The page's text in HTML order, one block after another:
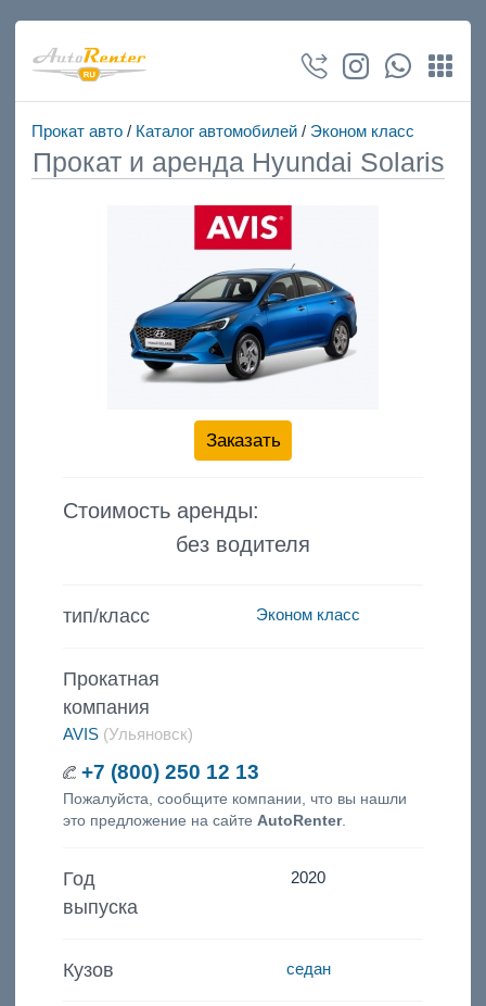
Прокат авто/ Каталог автомобилей/ Эконом класс
Прокат и аренда Hyundai Solaris
Заказать
Стоимость аренды:
без водителя
тип/класс Эконом класс
Прокатная
компания
AVIS(Ульяновск)
+7 (800) 250 12 13
Пожалуйста, сообщите компании, что вы нашли
это предложение на сайте AutoRenter.
Год
выпуска
2020
Кузов седан